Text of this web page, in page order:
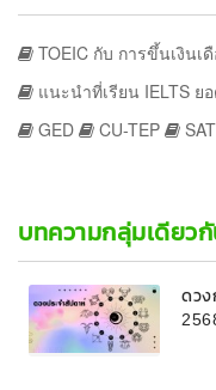
TOEIC กับ การขึ้นเงินเ
แนะนำที่เรียน IELTS ย
GED
CU-TEP SAT
บทความกลุ่มเดียว
ดว